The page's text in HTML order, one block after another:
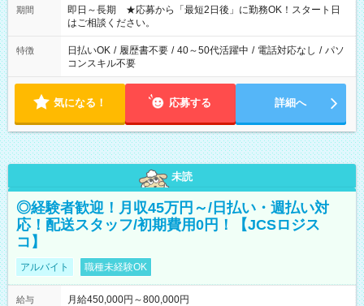
ご希望を教えてください！
期間
即日～長期 ★応募から「最短2日後」に勤務OK！スタート日
はご相談ください。
特徴 日払いOK / 履歴書不要 / 40～50代活躍中 / 電話対応なし / パソ
コンスキル不要
気になる！ 応募する 詳細へ
未読
◎経験者歓迎！月収45万円～/日払い・週払い対
応！配送スタッフ/初期費用0円！【JCSロジス
コ】
アルバイト 職種未経験OK
給与
月給450,000円～800,000円